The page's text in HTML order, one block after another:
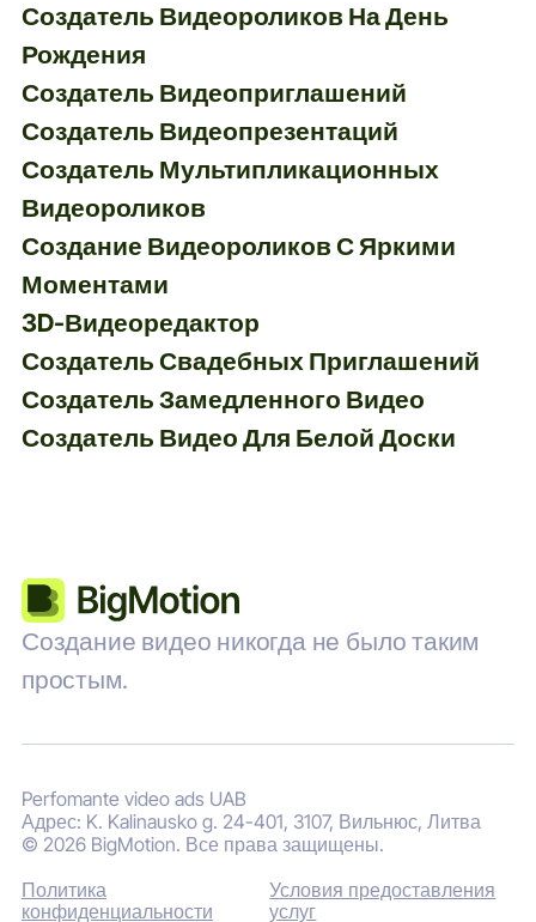
Создатель Видеороликов На День
Рождения
Создатель Видеоприглашений
Создатель Видеопрезентаций
Создатель Мультипликационных
Видеороликов
Создание Видеороликов С Яркими
Моментами
3D-Видеоредактор
Создатель Свадебных Приглашений
Создатель Замедленного Видео
Создатель Видео Для Белой Доски
Создание видео никогда не было таким
простым.
Perfomante video ads UAB
Адрес: K. Kalinausko g. 24-401, 3107, Вильнюс, Литва
© 2026 BigMotion. Все права защищены.
Политика
конфиденциальности
Условия предоставления
услуг